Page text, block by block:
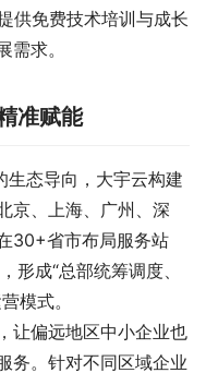
供免费技术培训与成长
求。
准赋能
生态导向，大宇云构建
京、上海、广州、深
30+省市布局服务站
形成“总部统筹调度、
模式。
让偏远地区中小企业也
务。针对不同区域企业